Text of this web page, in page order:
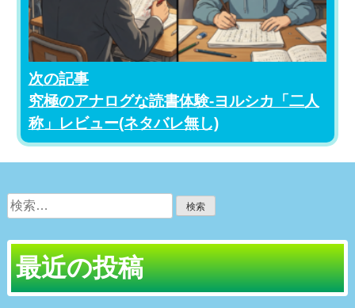
次の記事
究極のアナログな読書体験-ヨルシカ「二人
称」レビュー(ネタバレ無し)
検
索:
最近の投稿